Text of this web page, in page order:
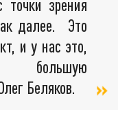
точки зрения
далее. Это
и у нас это,
большую
Беляков.